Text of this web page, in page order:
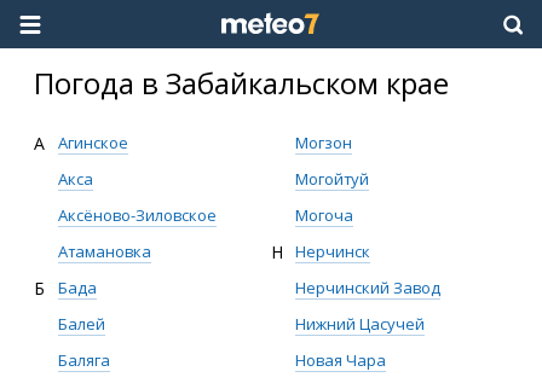
Погода в Забайкальском крае
А
Агинское
Акса
Аксёново-Зиловское
Атамановка
Б
Бада
Балей
Баляга
Могзон
Могойтуй
Могоча
Н
Нерчинск
Нерчинский Завод
Нижний Цасучей
Новая Чара